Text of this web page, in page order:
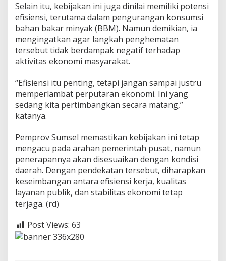
Selain itu, kebijakan ini juga dinilai memiliki potensi
efisiensi, terutama dalam pengurangan konsumsi
bahan bakar minyak (BBM). Namun demikian, ia
mengingatkan agar langkah penghematan
tersebut tidak berdampak negatif terhadap
aktivitas ekonomi masyarakat.
“Efisiensi itu penting, tetapi jangan sampai justru
memperlambat perputaran ekonomi. Ini yang
sedang kita pertimbangkan secara matang,”
katanya.
Pemprov Sumsel memastikan kebijakan ini tetap
mengacu pada arahan pemerintah pusat, namun
penerapannya akan disesuaikan dengan kondisi
daerah. Dengan pendekatan tersebut, diharapkan
keseimbangan antara efisiensi kerja, kualitas
layanan publik, dan stabilitas ekonomi tetap
terjaga. (rd)
Post Views: 63